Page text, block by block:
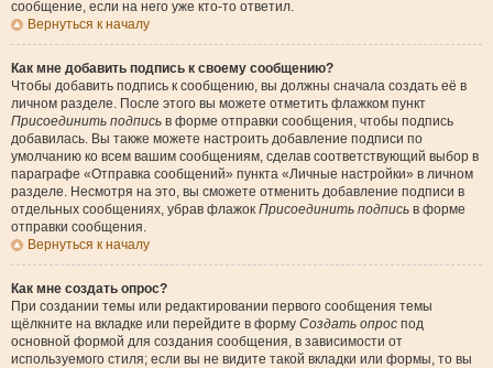
сообщение, если на него уже кто-то ответил.
Вернуться к началу
Как мне добавить подпись к своему сообщению?
Чтобы добавить подпись к сообщению, вы должны сначала создать её в
личном разделе. После этого вы можете отметить флажком пункт
Присоединить подпись в форме отправки сообщения, чтобы подпись
добавилась. Вы также можете настроить добавление подписи по
умолчанию ко всем вашим сообщениям, сделав соответствующий выбор в
параграфе «Отправка сообщений» пункта «Личные настройки» в личном
разделе. Несмотря на это, вы сможете отменить добавление подписи в
отдельных сообщениях, убрав флажок Присоединить подпись в форме
отправки сообщения.
Вернуться к началу
Как мне создать опрос?
При создании темы или редактировании первого сообщения темы
щёлкните на вкладке или перейдите в форму Создать опрос под
основной формой для создания сообщения, в зависимости от
используемого стиля; если вы не видите такой вкладки или формы, то вы